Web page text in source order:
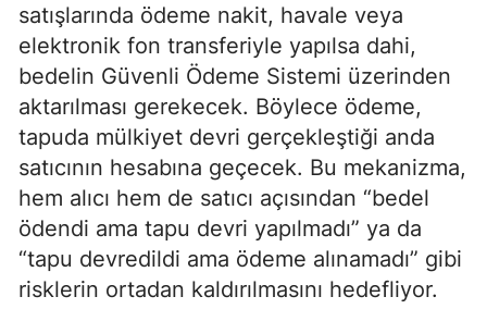
satışlarında ödeme nakit, havale veya
elektronik fon transferiyle yapılsa dahi,
bedelin Güvenli Ödeme Sistemi üzerinden
aktarılması gerekecek. Böylece ödeme,
tapuda mülkiyet devri gerçekleştiği anda
satıcının hesabına geçecek. Bu mekanizma,
hem alıcı hem de satıcı açısından “bedel
ödendi ama tapu devri yapılmadı” ya da
“tapu devredildi ama ödeme alınamadı” gibi
risklerin ortadan kaldırılmasını hedefliyor.